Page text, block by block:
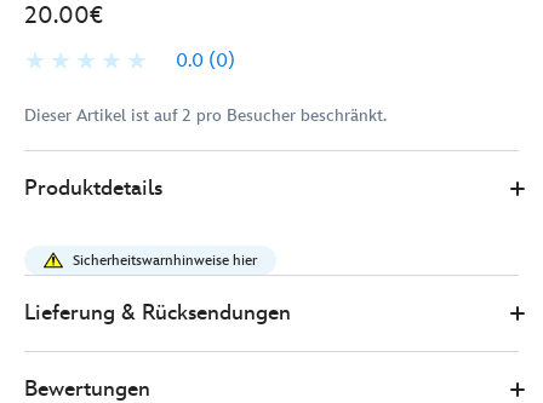
20.00€
0.0 (0)
Dieser Artikel ist auf 2 pro Besucher beschränkt.
Store
20.00
Produktdetails
Sicherheitswarnhinweise hier
Lieferung & Rücksendungen
Bewertungen